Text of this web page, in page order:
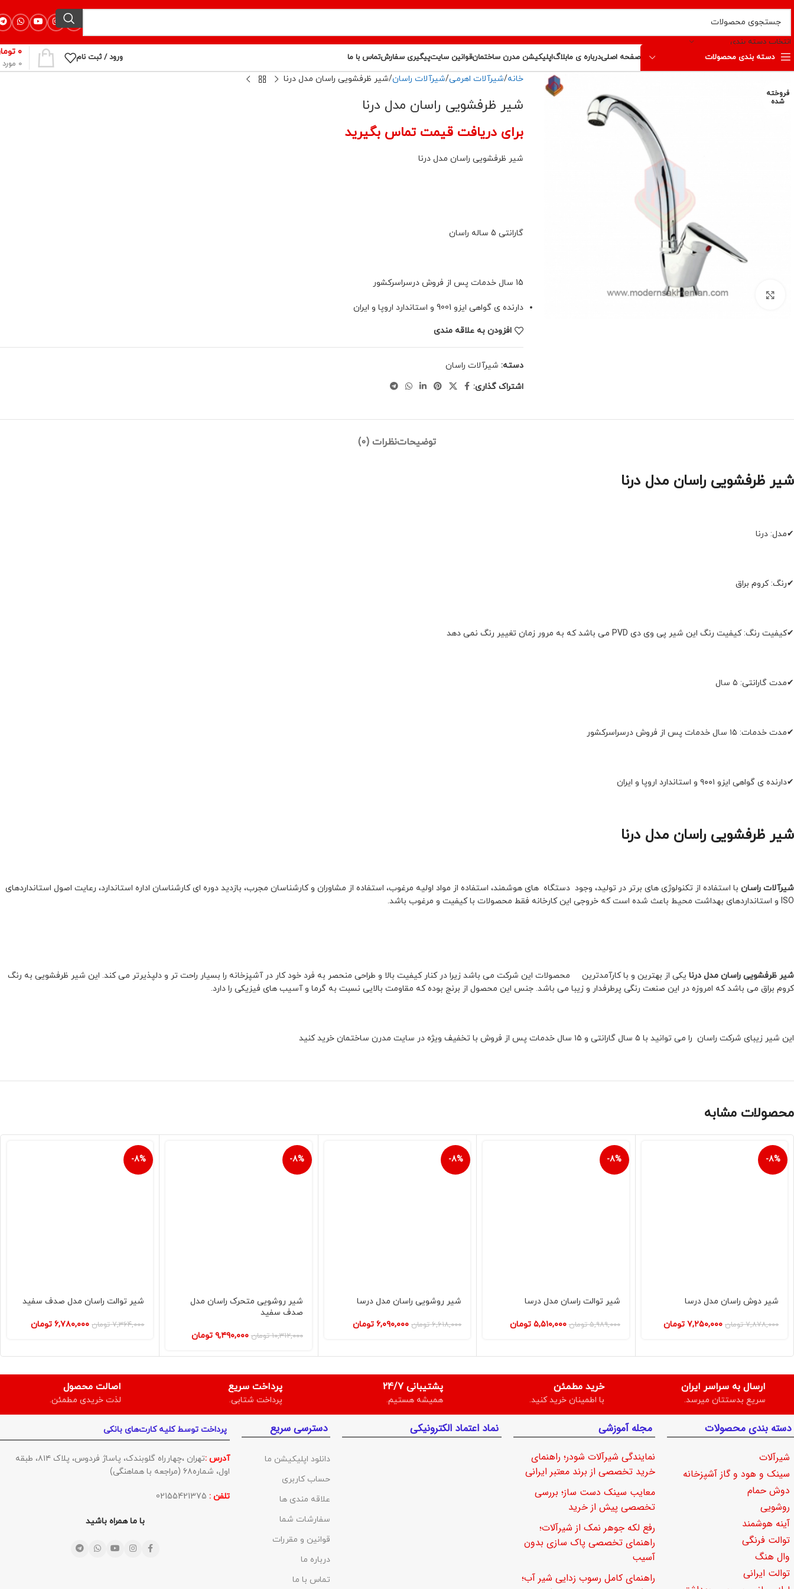
انتخاب دسته بندی
دسته بندی محصولات
صفحه اصلیدرباره ی مابلاگاپلیکیشن مدرن ساختمانقوانین سایتپیگیری سفارشتماس با ما ورود / ثبت نام
0 مورد
۰
فروخته
شده
برای بزرگنمایی کلیک کنید
خانه شیرآلات اهرمی شیرآلات راسان شیر ظرفشویی راسان مدل درنا
شیر ظرفشویی راسان مدل درنا
برای دریافت قیمت تماس بگیرید
شیر ظرفشویی راسان مدل درنا
گارانتی 5 ساله راسان
15 سال خدمات پس از فروش درسراسرکشور
دارنده ی گواهی ایزو 9001 و استاندارد اروپا و ایران
افزودن به علاقه مندی
دسته: شیرآلات راسان
اشتراک گذاری:
توضیحاتنظرات (0)
شیر ظرفشویی راسان مدل درنا
✔مدل: درنا
✔رنگ: کروم براق
✔کیفیت رنگ: کیفیت رنگ این شیر پی وی دی PVD می باشد که به مرور زمان تغییر رنگ نمی دهد
✔مدت گارانتی: ۵ سال
✔مدت خدمات: ۱۵ سال خدمات پس از فروش درسراسرکشور
✔دارنده ی گواهی ایزو ۹۰۰۱ و استاندارد اروپا و ایران
شیر ظرفشویی راسان مدل درنا
شیرآلات راسان با استفاده از تکنولوژی های برتر در تولید، وجود دستگاه های هوشمند، استفاده از مواد اولیه مرغوب، استفاده از مشاوران و کارشناسان مجرب، بازدید دوره ای کارشناسان اداره استاندارد، رعایت اصول استانداردهای
ISO و استانداردهای بهداشت محیط باعث شده است که خروجی این کارخانه فقط محصولات با کیفیت و مرغوب باشد.
شیر ظرفشویی راسان مدل درنا یکی از بهترین و با کارآمدترین محصولات این شرکت می باشد زیرا در کنار کیفیت بالا و طراحی منحصر به فرد خود کار در آشپزخانه را بسیار راحت تر و دلپذیرتر می کند. این شیر ظرفشویی به رنگ
کروم براق می باشد که امروزه در این صنعت رنگی پرطرفدار و زیبا می باشد. جنس این محصول از برنج بوده که مقاومت بالایی نسبت به گرما و آسیب های فیزیکی را دارد.
این شیر زیبای شرکت راسان را می توانید با ۵ سال گارانتی و ۱۵ سال خدمات پس از فروش با تخفیف ویژه در سایت مدرن ساختمان خرید کنید
محصولات مشابه
-8%
شیر دوش راسان مدل درسا
۷,۸۷۸,۰۰۰ تومان ۷,۲۵۰,۰۰۰ تومان
-8%
شیر توالت راسان مدل درسا
۵,۹۸۹,۰۰۰ تومان ۵,۵۱۰,۰۰۰ تومان
-8%
شیر روشویی راسان مدل درسا
۶,۶۱۸,۰۰۰ تومان ۶,۰۹۰,۰۰۰ تومان
-8%
شیر روشویی متحرک راسان مدل
صدف سفید
۱۰,۳۱۲,۰۰۰ تومان ۹,۴۹۰,۰۰۰ تومان
-8%
شیر توالت راسان مدل صدف سفید
۷,۳۶۴,۰۰۰ تومان ۶,۷۸۰,۰۰۰ تومان
ارسال به سراسر ایران
سریع بدستتان میرسد.
خرید مطمئن
با اطمینان خرید کنید.
پشتیبانی 24/7
همیشه هستیم.
پرداخت سریع
پرداخت شتابی.
اصالت محصول
لذت خریدی مطمئن.
دسته بندی محصولات
شیرآلات
سینک و هود و گاز آشپزخانه
دوش حمام
روشویی
آینه هوشمند
توالت فرنگی
وال هنگ
توالت ایرانی
مجله آموزشی
نمایندگی شیرآلات شودر؛ راهنمای
خرید تخصصی از برند معتبر ایرانی
معایب سینک دست ساز؛ بررسی
تخصصی پیش از خرید
رفع لکه جوهر نمک از شیرآلات؛
راهنمای تخصصی پاک سازی بدون
آسیب
راهنمای کامل رسوب زدایی شیر آب؛
نماد اعتماد الکترونیکی دسترسی سریع
دانلود اپلیکیشن ما
حساب کاربری
علاقه مندی ها
سفارشات شما
قوانین و مقررات
درباره ما
تماس با ما
پرداخت توسط کلیه کارت‌های بانکی
آدرس :
تهران ،چهارراه گلوبندک، پاساژ فردوس، پلاک ۸۱۴، طبقه
اول، شماره۶۸ (مراجعه با هماهنگی)
تلفن :
با ما همراه باشید